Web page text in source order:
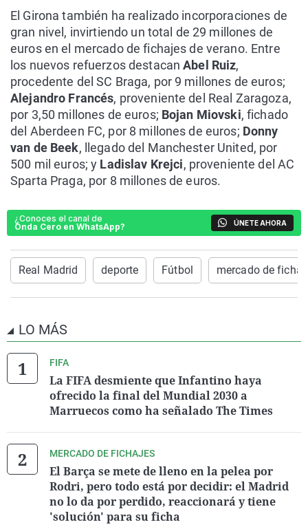
El Girona también ha realizado incorporaciones de
gran nivel, invirtiendo un total de 29 millones de
euros en el mercado de fichajes de verano. Entre
los nuevos refuerzos destacanAbel Ruiz,
procedente del SC Braga, por 9 millones de euros;
Alejandro Francés, proveniente del Real Zaragoza,
por 3,50 millones de euros; Bojan Miovski, fichado
del Aberdeen FC, por 8 millones de euros; Donny
van de Beek, llegado del Manchester United, por
500 mil euros; y Ladislav Krejci, proveniente del AC
Sparta Praga, por 8 millones de euros.
¿Conoces el canal de
Onda Cero en WhatsApp?
ÚNETE AHORA
Real Madrid deporte Fútbol mercado de
LO MÁS
FIFA
La FIFA desmiente que Infantino haya
ofrecido la final del Mundial 2030 a
Marruecos como ha señalado The Times
MERCADO DE FICHAJES
El Barça se mete de lleno en la pelea por
Rodri, pero todo está por decidir: el Madrid
no lo da por perdido, reaccionará y tiene
'solución' para su ficha